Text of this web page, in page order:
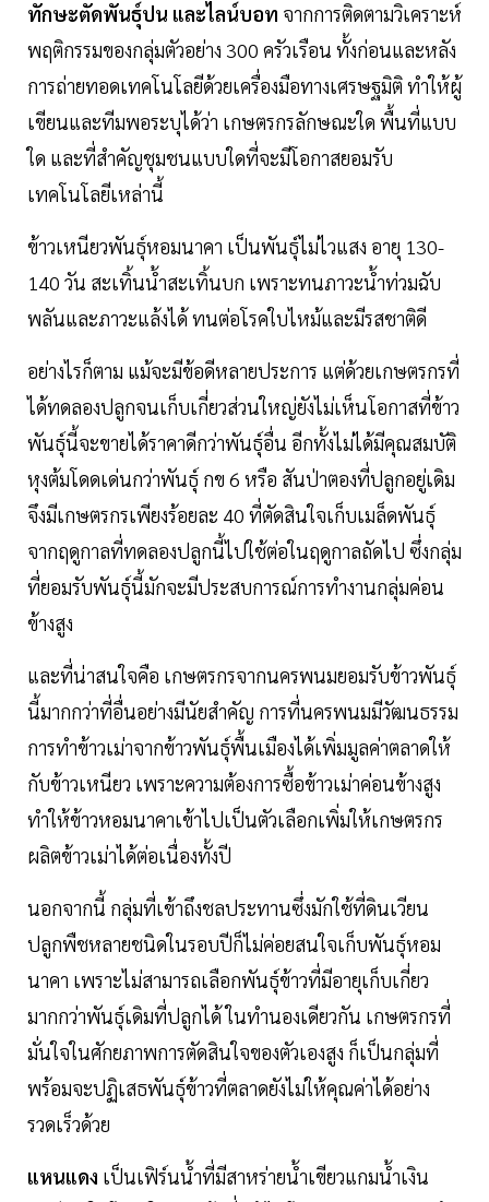
ทักษะตัดพันธุ์ปน และไลน์บอท จากการติดตามวิเคราะห์
พฤติกรรมของกลุ่มตัวอย่าง 300 ครัวเรือน ทั้งก่อนและหลัง
การถ่ายทอดเทคโนโลยีด้วยเครื่องมือทางเศรษฐมิติ ทำให้ผู้
เขียนและทีมพอระบุได้ว่า เกษตรกรลักษณะใด พื้นที่แบบ
ใด และที่สำคัญชุมชนแบบใดที่จะมีโอกาสยอมรับ
เทคโนโลยีเหล่านี้
ข้าวเหนียวพันธุ์หอมนาคา เป็นพันธุ์ไม่ไวแสง อายุ 130-
140 วัน สะเทิ้นน้ำสะเทิ้นบก เพราะทนภาวะน้ำท่วมฉับ
พลันและภาวะแล้งได้ ทนต่อโรคใบไหม้และมีรสชาติดี
อย่างไรก็ตาม แม้จะมีข้อดีหลายประการ แต่ด้วยเกษตรกรที่
ได้ทดลองปลูกจนเก็บเกี่ยวส่วนใหญ่ยังไม่เห็นโอกาสที่ข้าว
พันธุ์นี้จะขายได้ราคาดีกว่าพันธุ์อื่น อีกทั้งไม่ได้มีคุณสมบัติ
หุงต้มโดดเด่นกว่าพันธุ์ กข 6 หรือ สันป่าตองที่ปลูกอยู่เดิม
จึงมีเกษตรกรเพียงร้อยละ 40 ที่ตัดสินใจเก็บเมล็ดพันธุ์
จากฤดูกาลที่ทดลองปลูกนี้ไปใช้ต่อในฤดูกาลถัดไป ซึ่งกลุ่ม
ที่ยอมรับพันธุ์นี้มักจะมีประสบการณ์การทำงานกลุ่มค่อน
ข้างสูง
และที่น่าสนใจคือ เกษตรกรจากนครพนมยอมรับข้าวพันธุ์
นี้มากกว่าที่อื่นอย่างมีนัยสำคัญ การที่นครพนมมีวัฒนธรรม
การทำข้าวเม่าจากข้าวพันธุ์พื้นเมืองได้เพิ่มมูลค่าตลาดให้
กับข้าวเหนียว เพราะความต้องการซื้อข้าวเม่าค่อนข้างสูง
ทำให้ข้าวหอมนาคาเข้าไปเป็นตัวเลือกเพิ่มให้เกษตรกร
ผลิตข้าวเม่าได้ต่อเนื่องทั้งปี
นอกจากนี้ กลุ่มที่เข้าถึงชลประทานซึ่งมักใช้ที่ดินเวียน
ปลูกพืชหลายชนิดในรอบปีก็ไม่ค่อยสนใจเก็บพันธุ์หอม
นาคา เพราะไม่สามารถเลือกพันธุ์ข้าวที่มีอายุเก็บเกี่ยว
มากกว่าพันธุ์เดิมที่ปลูกได้ ในทำนองเดียวกัน เกษตรกรที่
มั่นใจในศักยภาพการตัดสินใจของตัวเองสูง ก็เป็นกลุ่มที่
พร้อมจะปฏิเสธพันธุ์ข้าวที่ตลาดยังไม่ให้คุณค่าได้อย่าง
รวดเร็วด้วย
แหนแดง เป็นเฟิร์นน้ำที่มีสาหร่ายน้ำเขียวแกมน้ำเงิน